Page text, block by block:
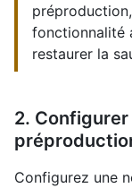
fonctionnalité
restaurer la
2.
Configurez une